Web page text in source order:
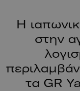
Η
στην
τα GR